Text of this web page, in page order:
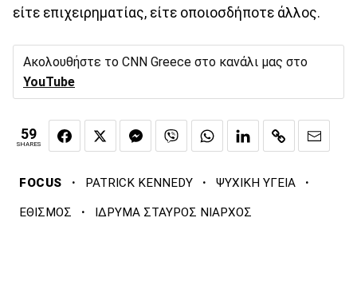
είτε επιχειρηματίας, είτε οποιοσδήποτε άλλος.
Ακολουθήστε το CNN Greece στο κανάλι μας στο
YouTube
59
SHARES
FOCUS · PATRICK KENNEDY · ΨΥΧΙΚΗ ΥΓΕΙΑ ·
ΕΘΙΣΜΟΣ · ΙΔΡΥΜΑ ΣΤΑΥΡΟΣ ΝΙΑΡΧΟΣ